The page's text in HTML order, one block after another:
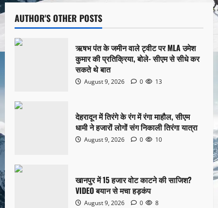
AUTHOR'S OTHER POSTS
ऋषभ पंत के जमीन वाले ट्वीट पर MLA उमेश
कुमार की प्रतिक्रिया, बोले- सीएम से सीधे कर
सकते थे बात
August 9, 2026 0 13
देहरादून में तिरंगे के रंग में रंगा माहौल, सीएम
धामी ने हजारों लोगों संग निकाली तिरंगा यात्रा
August 9, 2026 0 10
खानपुर में 15 हजार वोट काटने की साजिश?
VIDEO बयान से मचा हड़कंप
August 9, 2026 0 8